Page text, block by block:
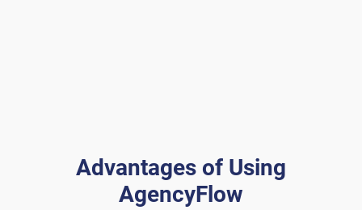
Advantages of Using
AgencyFlow